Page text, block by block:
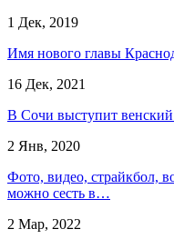
1 Дек, 2019
Имя нового главы
16 Дек, 2021
В Сочи выступит венский
2 Янв, 2020
Фото, видео, страйкбол,
можно сесть в…
2 Мар, 2022